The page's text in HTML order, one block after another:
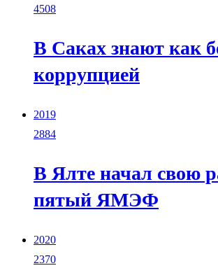
4508
В Саках знают как
коррупцией
2019
2884
В Ялте начал свою
пятый ЯМЭФ
2020
2370